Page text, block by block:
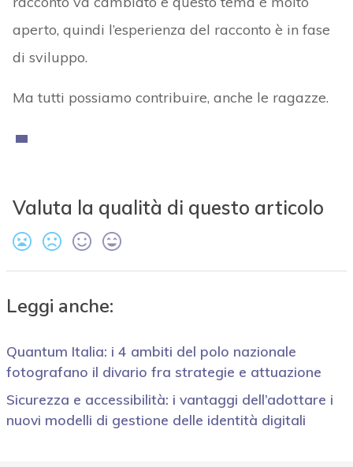
aperto, quindi l’esperienza del racconto è in fase
di sviluppo.
Ma tutti possiamo contribuire, anche le ragazze.
Valuta la qualità di questo articolo
Leggi anche:
Quantum Italia: i 4 ambiti del polo nazionale
fotografano il divario fra strategie e attuazione
Sicurezza e accessibilità: i vantaggi dell’adottare i
nuovi modelli di gestione delle identità digitali